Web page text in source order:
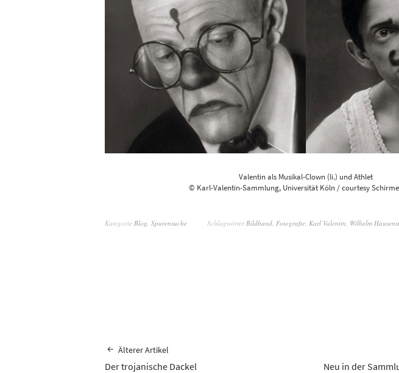
Valentin als Musikal-Clown (li.) und Athlet
© Karl-Valentin-Sammlung, Universität Köln / courtesy
Kategorie Blog, Spurensuche SchlagwörterBildband, Fotografie, Karl Valentin, Wilhelm
Älterer Artikel
Der trojanische Dackel
Neu in der